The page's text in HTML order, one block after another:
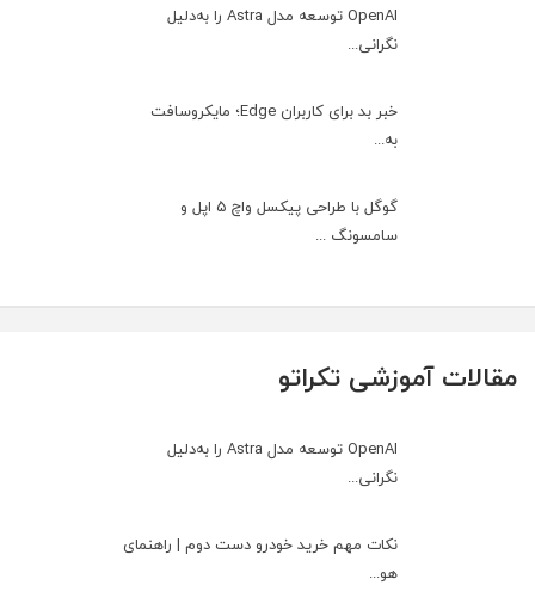
OpenAI توسعه مدل Astra را به‌دلیل
نگرانی...
خبر بد برای کاربران Edge؛ مایکروسافت
به‌...
گوگل با طراحی پیکسل واچ ۵ اپل و
سامسونگ ...
مقالات آموزشی تکراتو
OpenAI توسعه مدل Astra را به‌دلیل
نگرانی...
نکات مهم خرید خودرو دست دوم | راهنمای
هو...